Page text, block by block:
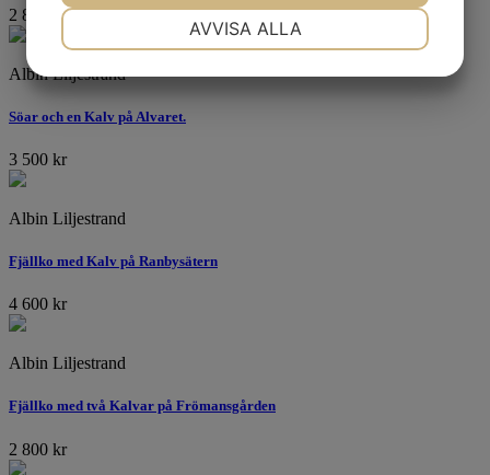
2 800 kr
Albin Liljestrand
Söar och en Kalv på Alvaret.
3 500 kr
Albin Liljestrand
Fjällko med Kalv på Ranbysätern
4 600 kr
Albin Liljestrand
Fjällko med två Kalvar på Frömansgården
2 800 kr
AVVISA ALLA